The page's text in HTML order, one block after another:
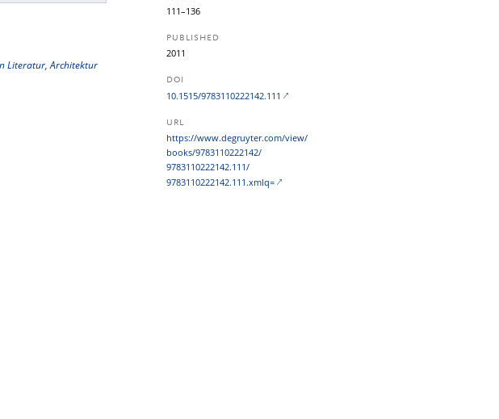
Literatur, Architektur
111–136
PUBLISHED
2011
DOI
10.1515/9783110222142.111
URL
https:/​/​www.degruyter.com/​view/​
books/​9783110222142/​
9783110222142.111/​
9783110222142.111.xmlq=